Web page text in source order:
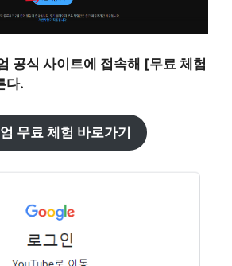
공식 사이트에 접속해 [무료 체험
다.
무료 체험 바로가기